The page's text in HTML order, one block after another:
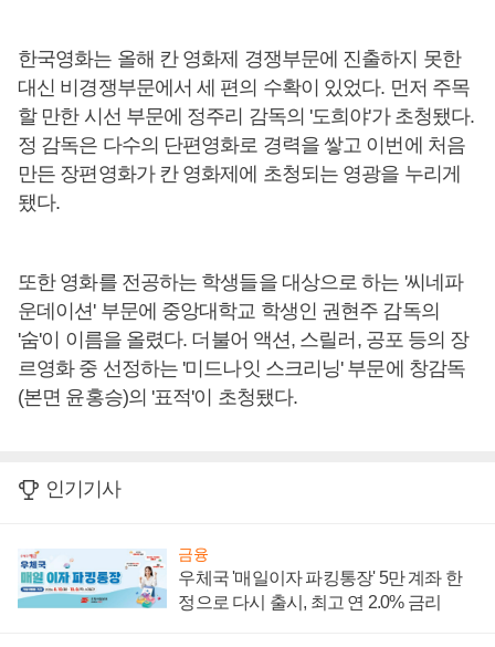
한국영화는 올해 칸 영화제 경쟁부문에 진출하지 못한
대신 비경쟁부문에서 세 편의 수확이 있었다. 먼저 주목
할 만한 시선 부문에 정주리 감독의 '도희야'가 초청됐다.
정 감독은 다수의 단편영화로 경력을 쌓고 이번에 처음
만든 장편영화가 칸 영화제에 초청되는 영광을 누리게
됐다.
또한 영화를 전공하는 학생들을 대상으로 하는 '씨네파
운데이션' 부문에 중앙대학교 학생인 권현주 감독의
'숨'이 이름을 올렸다. 더불어 액션, 스릴러, 공포 등의 장
르영화 중 선정하는 '미드나잇 스크리닝' 부문에 창감독
(본면 윤홍승)의 '표적'이 초청됐다.
인기기사
금융
우체국 '매일이자 파킹통장' 5만 계좌 한
정으로 다시 출시, 최고 연 2.0% 금리